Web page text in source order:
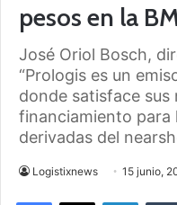
pesos en la
José Oriol Bosch,
“Prologis es un
donde satisface sus
financiamiento para
derivadas del
Logistixnews 15 junio,